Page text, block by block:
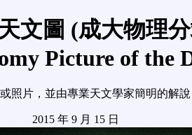
文圖 (成大物理
Picture of the
照片，並由專業天文學家簡明的解說
2015 年 9 月 15 日